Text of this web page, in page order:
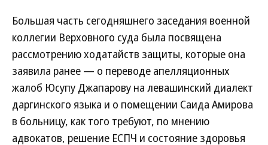
Большая часть сегодняшнего заседания военной
коллегии Верховного суда была посвящена
рассмотрению ходатайств защиты, которые она
заявила ранее — о переводе апелляционных
жалоб Юсупу Джапарову на левашинский диалект
даргинского языка и о помещении Саида Амирова
в больницу, как того требуют, по мнению
адвокатов, решение ЕСПЧ и состояние здоровья